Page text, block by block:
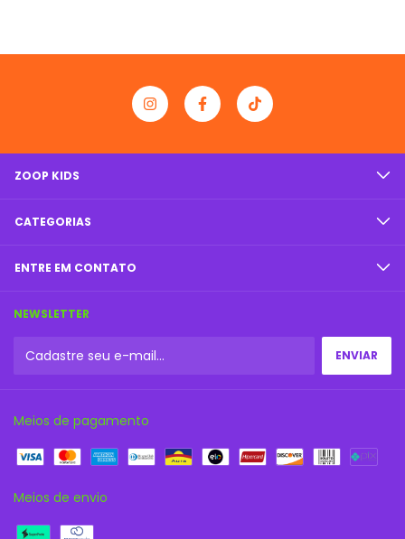
ZOOP KIDS
CATEGORIAS
ENTRE EM CONTATO
NEWSLETTER
Meios de pagamento
Meios de envio